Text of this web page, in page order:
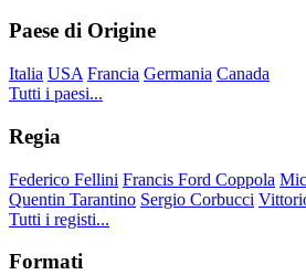
Paese di Origine
Italia USA Francia Germania Canada
Tutti i paesi...
Regia
Federico Fellini Francis Ford Coppola
Quentin Tarantino Sergio Corbucci
Tutti i registi...
Formati